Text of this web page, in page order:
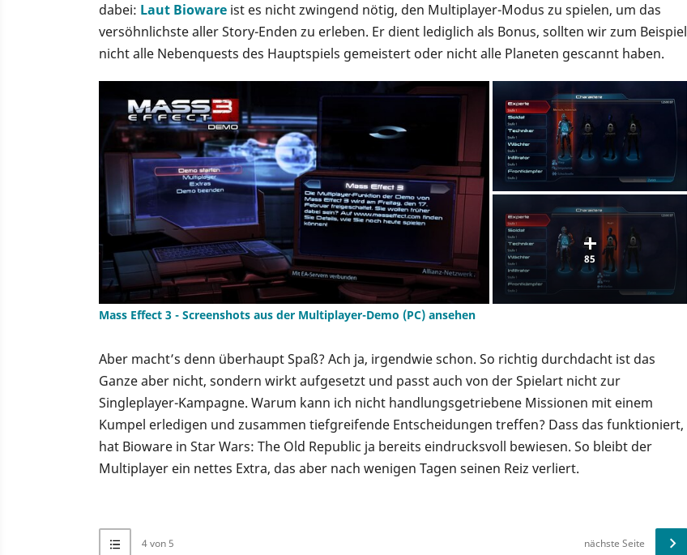
dabei: Laut Bioware ist es nicht zwingend nötig, den Multiplayer-Modus zu spielen, um das
versöhnlichste aller Story-Enden zu erleben. Er dient lediglich als Bonus, sollten wir zum Beispiel
nicht alle Nebenquests des Hauptspiels gemeistert oder nicht alle Planeten gescannt haben.
85
Mass Effect 3 - Screenshots aus der Multiplayer-Demo (PC) ansehen
Aber macht’s denn überhaupt Spaß? Ach ja, irgendwie schon. So richtig durchdacht ist das
Ganze aber nicht, sondern wirkt aufgesetzt und passt auch von der Spielart nicht zur
Singleplayer-Kampagne. Warum kann ich nicht handlungsgetriebene Missionen mit einem
Kumpel erledigen und zusammen tiefgreifende Entscheidungen treffen? Dass das funktioniert,
hat Bioware in Star Wars: The Old Republic ja bereits eindrucksvoll bewiesen. So bleibt der
Multiplayer ein nettes Extra, das aber nach wenigen Tagen seinen Reiz verliert.
4 von 5 nächste Seite